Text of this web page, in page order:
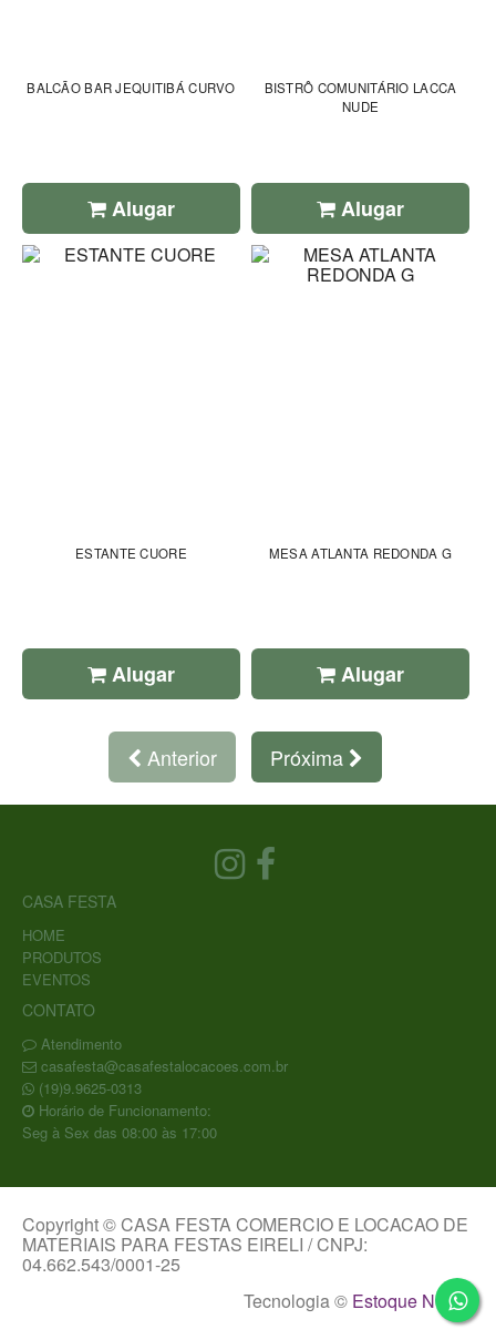
BALCÃO BAR JEQUITIBÁ CURVO
Alugar
BISTRÔ COMUNITÁRIO LACCA
NUDE
Alugar
ESTANTE CUORE
Alugar
MESA ATLANTA REDONDA G
Alugar
Anterior Próxima
CASA FESTA
HOME
PRODUTOS
EVENTOS
CONTATO
Atendimento
casafesta@casafestalocacoes.com.br
(19)9.9625-0313
Horário de Funcionamento:
Seg à Sex das 08:00 às 17:00
Copyright © CASA FESTA COMERCIO E LOCACAO DE
MATERIAIS PARA FESTAS EIRELI / CNPJ:
04.662.543/0001-25
Tecnologia © Estoque NOW.